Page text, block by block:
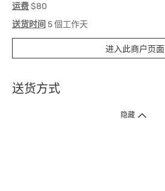
运费$80
送货时间 5 個工作天
进入此商户页面
送货方式
1. 送货到府（受卫生署条例规管产品除外 ）
隐藏